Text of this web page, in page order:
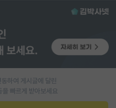
하여 게시글에 달린
빠르게 받아보세요